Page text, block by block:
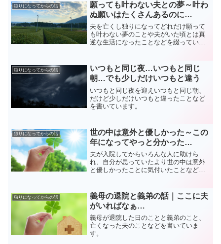
独りになってからの話
願っても叶わない夫との夢～叶わ
ぬ願いはたくさんあるのに…
夫を亡くし独りになってどれだけ願って
も叶わない夢のことや夫がいた頃とは真
逆な生活になったことなどを綴っていま
独りになってからの話
いつもと同じ夜…いつもと同じ
朝…でも少しだけいつもと違う
いつもと同じ夜を迎えいつもと同じ朝、
だけど少しだけいつもと違ったことなど
を書いています。
独りになってからの話
世の中は意外と優しかった～この
年になってやっと分かった…
夫が入院してからいろんな人に助けら
れ、自分が思っていたより世の中は意外
と優しかったことに気付いたことなどを
独りになってからの話
義母の退院と義弟の話｜ここに夫
がいればなぁ…
義母が退院した日のことと義弟のこと、
亡くなった夫のことなどを書いていま
す。